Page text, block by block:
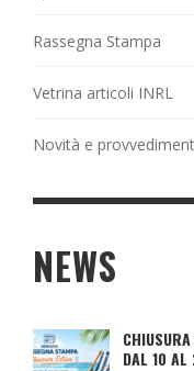
Rassegna Stampa
Vetrina articoli INRL
Novità e
NEWS
DAL 10 AL